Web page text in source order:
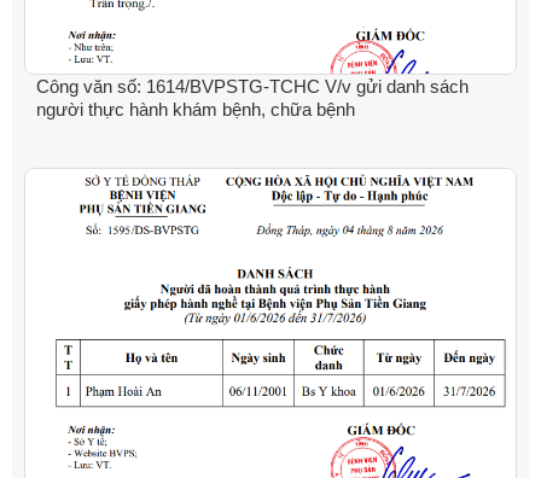
Công văn số: 1614/BVPSTG-TCHC V/v gửi danh sách
người thực hành khám bệnh, chữa bệnh